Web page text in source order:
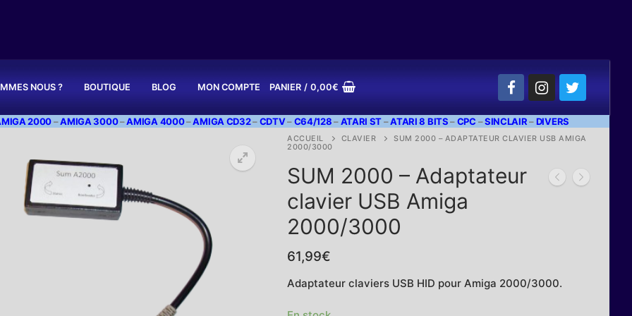
NOUS ? BOUTIQUE BLOG MON COMPTE PANIER / 0,00€
2000–AMIGA 3000–AMIGA 4000–AMIGA CD32–CDTV–C64/128–ATARI ST–ATARI 8 BITS–CPC –SINCLAIR–DIVERS
ACCUEIL CLAVIER
SUM 2000 – ADAPTATEUR CLAVIER USB AMIGA
2000/3000
SUM 2000 – Adaptateur
clavier USB Amiga
2000/3000
61,99€
Adaptateur claviers USB HID pour Amiga 2000/3000.